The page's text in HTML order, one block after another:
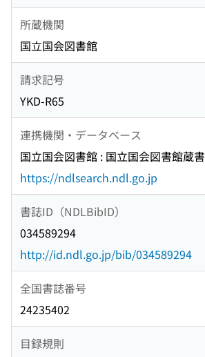
所蔵機関
国立国会図書館
請求記号
YKD-R65
連携機関・データベース
国立国会図書館 : 国立国会図書館蔵書
https://ndlsearch.ndl.go.jp
書誌ID（NDLBibID）
034589294
http://id.ndl.go.jp/bib/034589294
全国書誌番号
24235402
目録規則